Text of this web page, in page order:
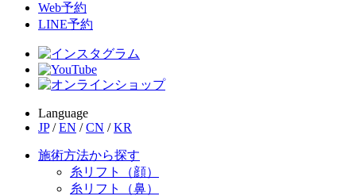
Web予約
LINE予約
Language
JP / EN / CN / KR
施術方法から探す
糸リフト（顔）
糸リフト（鼻）